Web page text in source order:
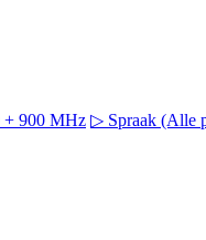
+ 900 MHz ▷ Spraak (Alle